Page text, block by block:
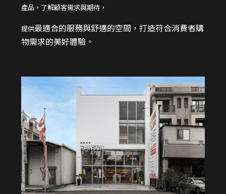
產品，了解顧客需求與期待，
提供最適合的服務與舒適的空間，打造符合消費者購
物需求的美好體驗。